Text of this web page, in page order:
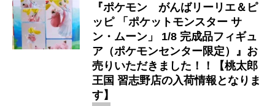
『ポケモン がんばリーリエ＆ピ
ッピ ​「ポケットモンスター ​サ
ン・ムーン」 ​1/8 ​完成品フィギュ
ア（​ポケモンセンター限定）』お
売りいただきました！！【桃太郎
王国 習志野店の入荷情報となりま
す】